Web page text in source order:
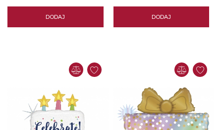
DODAJ DODAJ